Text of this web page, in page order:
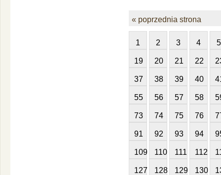
« poprzednia strona
1 2 3 4 5
19 20 21 22
37 38 39 40
55 56 57 58
73 74 75 76
91 92 93 94
109 110 111 112
127 128 129 130